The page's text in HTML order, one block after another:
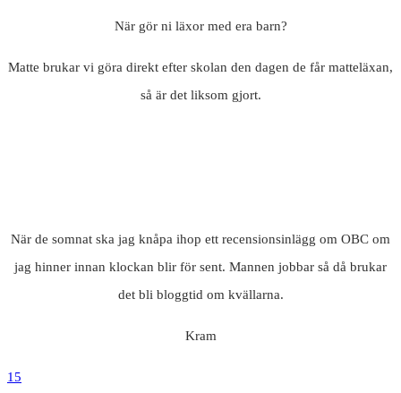
När gör ni läxor med era barn?
Matte brukar vi göra direkt efter skolan den dagen de får matteläxan,
så är det liksom gjort.
När de somnat ska jag knåpa ihop ett recensionsinlägg om OBC om
jag hinner innan klockan blir för sent. Mannen jobbar så då brukar
det bli bloggtid om kvällarna.
Kram
15